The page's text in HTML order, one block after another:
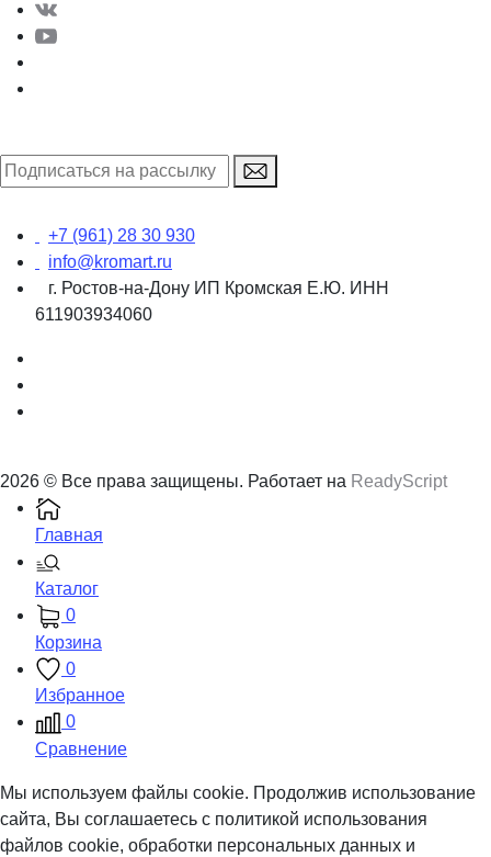
+7 (961) 28 30 930
info@kromart.ru
г. Ростов-на-Дону ИП Кромская Е.Ю. ИНН
611903934060
2026 © Все права защищены. Работает на ReadyScript
Главная
Каталог
0
Корзина
0
Избранное
0
Сравнение
Мы используем файлы cookie. Продолжив использование
сайта, Вы соглашаетесь с политикой использования
файлов cookie, обработки персональных данных и